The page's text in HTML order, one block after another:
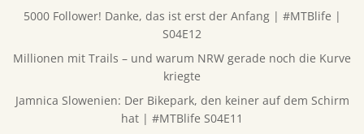
5000 Follower! Danke, das ist erst der Anfang | #MTBlife |
S04E12
Millionen mit Trails – und warum NRW gerade noch die Kurve
kriegte
Jamnica Slowenien: Der Bikepark, den keiner auf dem Schirm
hat | #MTBlife S04E11